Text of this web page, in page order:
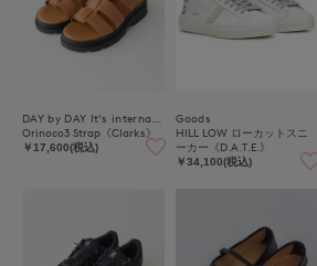
Orinoco3 Strap《Clarks》
￥17,600(税込)
Goods
HILL LOW ローカットスニ
ーカー《D.A.T.E.》
￥34,100(税込)